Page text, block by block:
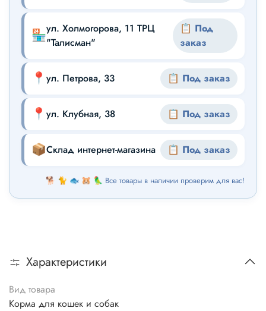
🏪ул. Холмогорова, 11 ТРЦ
"Талисман"
📋 Под
заказ
📍 ул. Петрова, 33 📋 Под заказ
📍 ул. Клубная, 38 📋 Под заказ
📦Склад интернет-магазина 📋 Под заказ
🐕 🐈 🐟 🐹 🦜 Все товары в наличии проверим для вас!
Характеристики
Вид товара
Корма для кошек и собак